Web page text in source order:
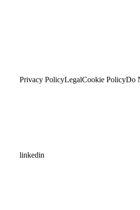
Privacy PolicyLegalCookie PolicyDo
linkedin